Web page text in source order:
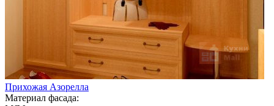
Прихожая Азорелла
Материал фасада: